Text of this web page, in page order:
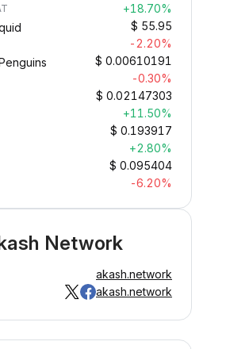
+18.70%
$ 55.95
-2.20%
$ 0.00610191
-0.30%
$ 0.02147303
+11.50%
$ 0.193917
+2.80%
$ 0.095404
-6.20%
Network
akash.network
akash.network